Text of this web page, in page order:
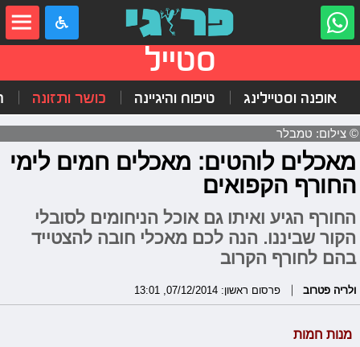
סטייל
אופנה וסטיילינג טיפוח והיגיינה כושר ותזונה
© צילום: טמבלר
מאכלים לוהטים: מאכלים חמים לימי
החורף הקפואים
החורף הגיע ואיתו גם אוכל הניחומים לסובלי
הקור שביננו. הנה לכם מאכלי חובה להצטייד
בהם לחורף הקרוב
ולריה פטרוב פרסום ראשון: 07/12/2014, 13:01
מנות חמות